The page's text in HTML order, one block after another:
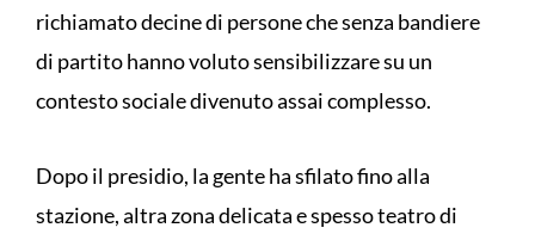
richiamato decine di persone che senza bandiere
di partito hanno voluto sensibilizzare su un
contesto sociale divenuto assai complesso.
Dopo il presidio, la gente ha sfilato fino alla
stazione, altra zona delicata e spesso teatro di